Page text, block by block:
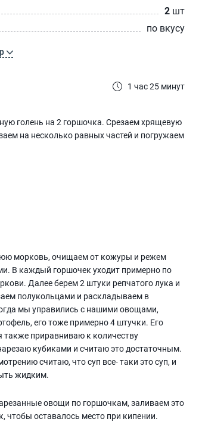
2 шт
по вкусу
1 час 25 минут
голень на 2 горшочка. Срезаем хрящевую
на несколько равных частей и погружаем
морковь, очищаем от кожуры и режем
В каждый горшочек уходит примерно по
Далее берем 2 штуки репчатого лука и
полукольцами и раскладываем в
мы управились с нашими овощами,
его тоже примерно 4 штучки. Его
также приравниваю к количеству
кубиками и считаю это достаточным.
считаю, что суп все- таки это суп, и
жидким.
овощи по горшочкам, заливаем это
чтобы оставалось место при кипении.